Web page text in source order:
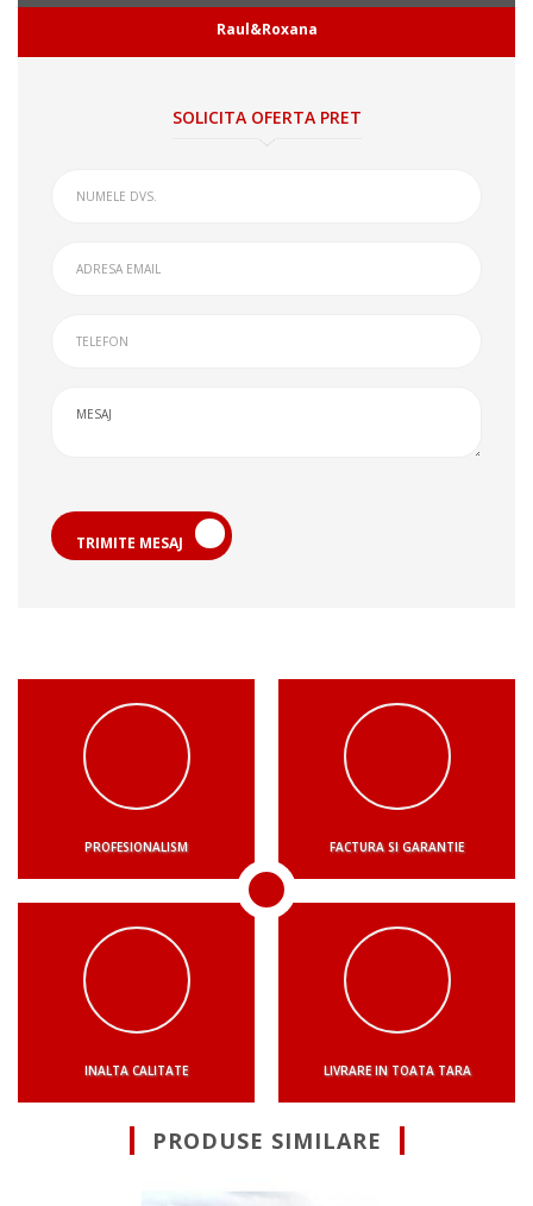
Raul&Roxana
SOLICITA OFERTA PRET
TRIMITE MESAJ
PROFESIONALISM FACTURA SI GARANTIE
INALTA CALITATE LIVRARE IN TOATA TARA
PRODUSE SIMILARE